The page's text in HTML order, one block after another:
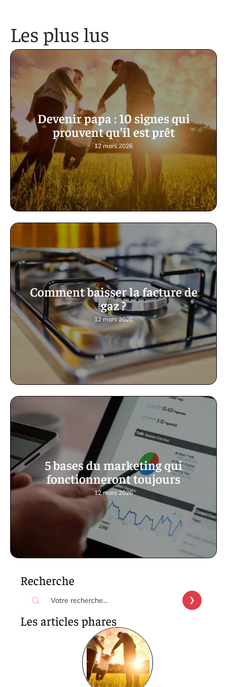
Les plus lus
Devenir papa : 10 signes qui
prouvent qu’il est prêt
12 mars 2026
Comment baisser la facture de
gaz ?
12 mars 2026
5 bases du marketing qui
fonctionneront toujours
12 mars 2026
Recherche
Les articles phares